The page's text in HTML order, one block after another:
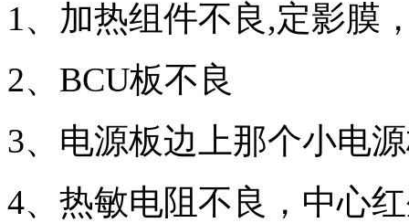
1、加热组件不良,定影膜
2、BCU板不良
3、电源板边上那个小电
4、热敏电阻不良，中心